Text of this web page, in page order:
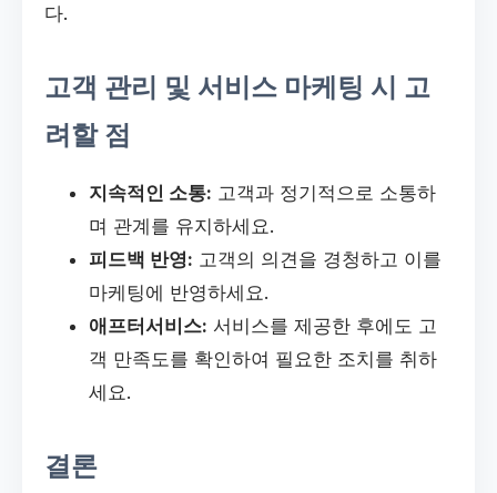
다.
고객 관리 및 서비스 마케팅 시 고
려할 점
지속적인 소통: 고객과 정기적으로 소통하
며 관계를 유지하세요.
피드백 반영: 고객의 의견을 경청하고 이를
마케팅에 반영하세요.
애프터서비스: 서비스를 제공한 후에도 고
객 만족도를 확인하여 필요한 조치를 취하
세요.
결론